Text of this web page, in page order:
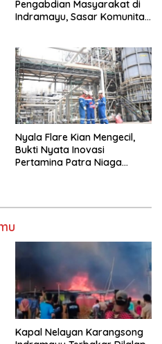
Pengabdian Masyarakat di
Indramayu, Sasar Komunitas
Nyala Flare Kian Mengecil,
Bukti Nyata Inovasi
Pertamina Patra Niaga
Kapal Nelayan Karangsong